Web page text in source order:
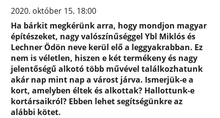
2020. október 15. 18:00
Ha bárkit megkérünk arra, hogy mondjon magyar
építészeket, nagy valószínűséggel Ybl Miklós és
Lechner Ödön neve kerül elő a leggyakrabban. Ez
nem is véletlen, hiszen e két termékeny és nagy
jelentőségű alkotó több művével találkozhatunk
akár nap mint nap a várost járva. Ismerjük-e a
kort, amelyben éltek és alkottak? Hallottunk-e
kortársaikról? Ebben lehet segítségünkre az
alábbi kötet.